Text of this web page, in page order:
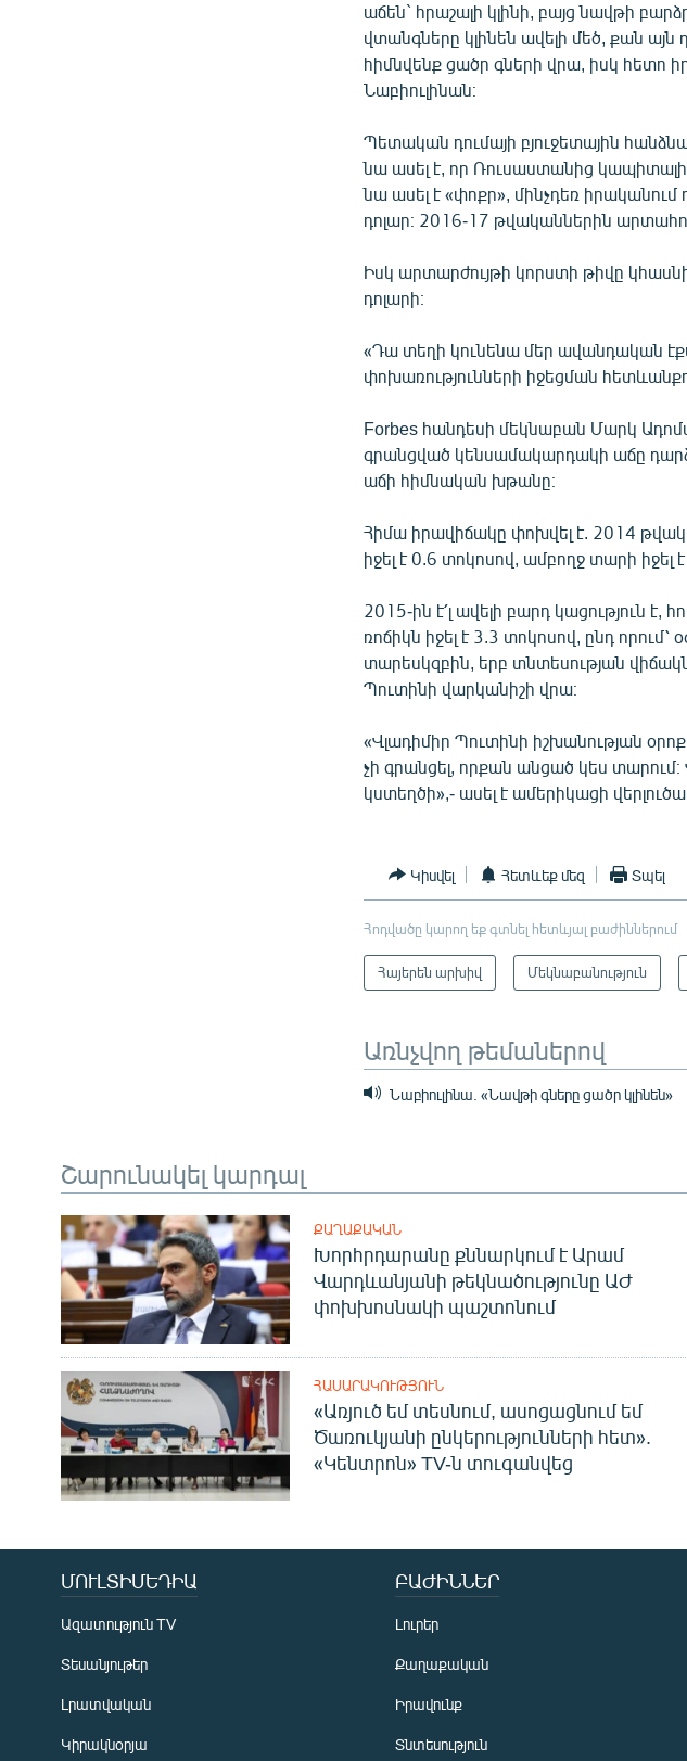
աճեն` հրաշալի կլինի, բայց նավթի
վտանգները կլինեն ավելի մեծ, քան
հիմնվենք ցածր գների վրա, իսկ հետո
Նաբիուլինան։
Պետական դումայի բյուջետային
նա ասել է, որ Ռուսաստանից
նա ասել է «փոքր», մինչդեռ
դոլար։ 2016-17 թվականներին
Իսկ արտարժույթի կորստի թիվը
դոլարի։
«Դա տեղի կունենա մեր ավանդական
փոխառությունների իջեցման
Forbes հանդեսի մեկնաբան Մարկ
գրանցված կենսամակարդակի աճը
աճի հիմնական խթանը։
Հիմա իրավիճակը փոխվել է. 2014
իջել է 0.6 տոկոսով, ամբողջ տարի իջել
2015-ին է՛լ ավելի բարդ կացություն
ռոճիկն իջել է 3.3 տոկոսով, ընդ
տարեսկզբին, երբ տնտեսության
Պուտինի վարկանիշի վրա։
«Վլադիմիր Պուտինի իշխանության
չի գրանցել, որքան անցած կես
կստեղծի»,- ասել է ամերիկացի
Կիսվել Հետևեք մեզ Տպել
Հոդվածը կարող եք գտնել հետևյալ բաժիններում
Հայերեն արխիվ Մեկնաբանություն
Առնչվող թեմաներով
Նաբիուլինա. «Նավթի գները ցածր կլինեն»
Շարունակել կարդալ
ՔԱՂԱՔԱԿԱՆ
Խորհրդարանը քննարկում է Արամ
Վարդևանյանի թեկնածությունը ԱԺ
փոխխոսնակի պաշտոնում
ՀԱՍԱՐԱԿՈՒԹՅՈՒՆ
«Առյուծ եմ տեսնում, ասոցացնում եմ
Ծառուկյանի ընկերությունների հետ».
«Կենտրոն» TV-ն տուգանվեց
ՄՈՒԼՏԻՄԵԴԻԱ
Ազատություն TV
Տեսանյութեր
Լրատվական
Կիրակնօրյա
ԲԱԺԻՆՆԵՐ
Լուրեր
Քաղաքական
Իրավունք
Տնտեսություն